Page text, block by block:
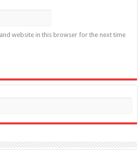
website in this browser for the next time